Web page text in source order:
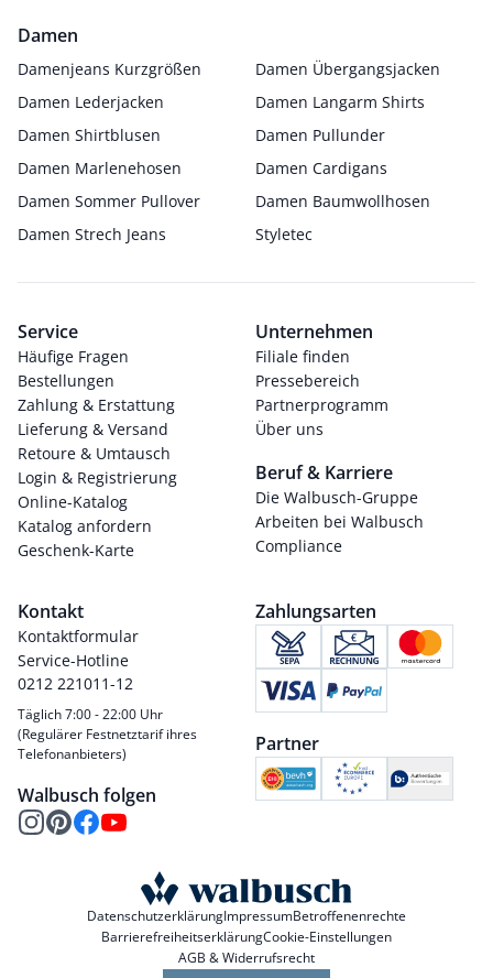
Damen
Damenjeans Kurzgrößen
Damen Übergangsjacken
Damen Lederjacken
Damen Langarm Shirts
Damen Shirtblusen
Damen Pullunder
Damen Marlenehosen
Damen Cardigans
Damen Sommer Pullover
Damen Baumwollhosen
Damen Strech Jeans
Styletec
Service
Häufige Fragen
Bestellungen
Zahlung & Erstattung
Lieferung & Versand
Retoure & Umtausch
Login & Registrierung
Online-Katalog
Katalog anfordern
Geschenk-Karte
Unternehmen
Filiale finden
Pressebereich
Partnerprogramm
Über uns
Beruf & Karriere
Die Walbusch-Gruppe
Arbeiten bei Walbusch
Compliance
Kontakt
Kontaktformular
Service-Hotline
0212 221011-12
Täglich 7:00 - 22:00 Uhr
(Regulärer Festnetztarif ihres
Telefonanbieters)
Walbusch folgen
Zahlungsarten
Partner
DatenschutzerklärungImpressumBetroffenenrechte
BarrierefreiheitserklärungCookie-Einstellungen
AGB & Widerrufsrecht